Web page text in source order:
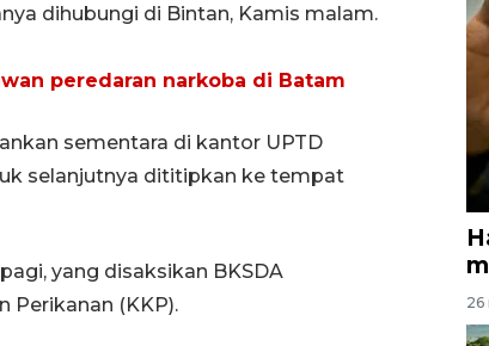
dihubungi di Bintan, Kamis malam.
peredaran narkoba di Batam
sementara di kantor UPTD
selanjutnya dititipkan ke tempat
yang disaksikan BKSDA
Perikanan (KKP).
26